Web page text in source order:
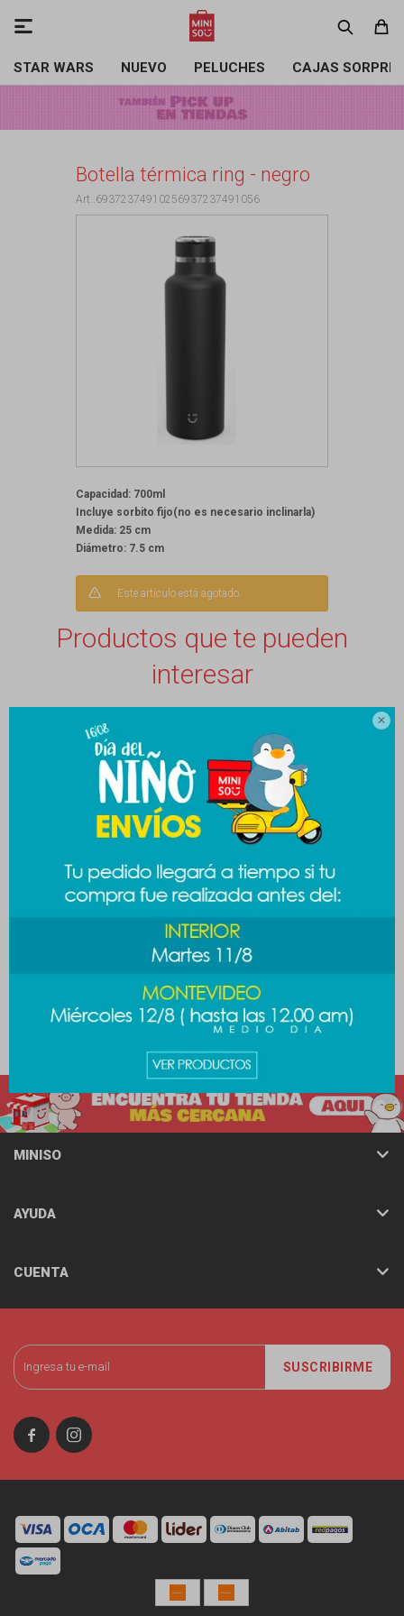

STAR WARS NUEVO PELUCHES CAJAS

Botella térmica ring - negro
69372374910256937237491056
Capacidad: 700ml
Incluye sorbito fijo(no es necesario inclinarla)
Medida: 25 cm
Diámetro: 7.5 cm
Este artículo está agotado.
Productos que te pueden
interesar
Vaso acero Barbie 500ml
789
SUSCRIBIRME
 
MINISO
AYUDA
CUENTA